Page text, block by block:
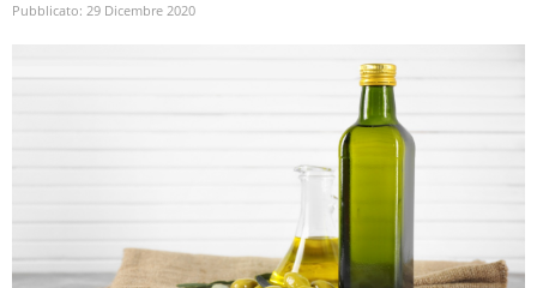
Pubblicato: 29 Dicembre 2020